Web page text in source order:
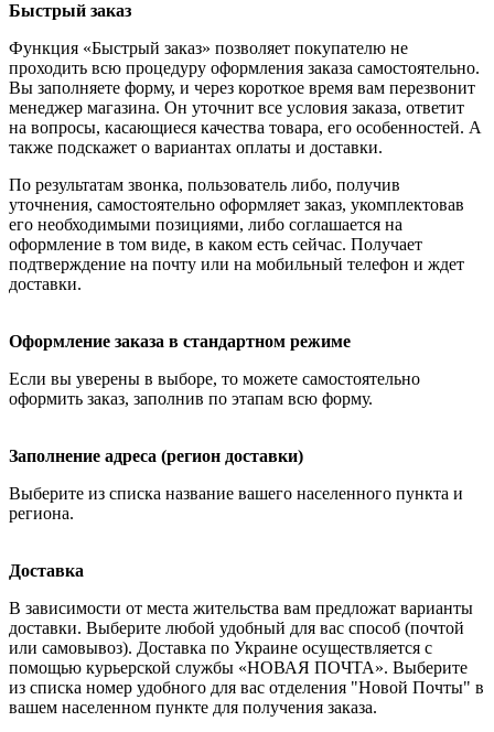
Быстрый заказ
Функция «Быстрый заказ» позволяет покупателю не
проходить всю процедуру оформления заказа самостоятельно.
Вы заполняете форму, и через короткое время вам перезвонит
менеджер магазина. Он уточнит все условия заказа, ответит
на вопросы, касающиеся качества товара, его особенностей. А
также подскажет о вариантах оплаты и доставки.
По результатам звонка, пользователь либо, получив
уточнения, самостоятельно оформляет заказ, укомплектовав
его необходимыми позициями, либо соглашается на
оформление в том виде, в каком есть сейчас. Получает
подтверждение на почту или на мобильный телефон и ждет
доставки.
Оформление заказа в стандартном режиме
Если вы уверены в выборе, то можете самостоятельно
оформить заказ, заполнив по этапам всю форму.
Заполнение адреса (регион доставки)
Выберите из списка название вашего населенного пункта и
региона.
Доставка
В зависимости от места жительства вам предложат варианты
доставки. Выберите любой удобный для вас способ (почтой
или самовывоз). Доставка по Украине осуществляется с
помощью курьерской службы «НОВАЯ ПОЧТА». Выберите
из списка номер удобного для вас отделения "Новой Почты" в
вашем населенном пункте для получения заказа.